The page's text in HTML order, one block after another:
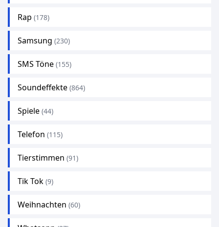
Rap (178)
Samsung (230)
SMS Töne (155)
Soundeffekte (864)
Spiele (44)
Telefon (115)
Tierstimmen (91)
Tik Tok (9)
Weihnachten (60)